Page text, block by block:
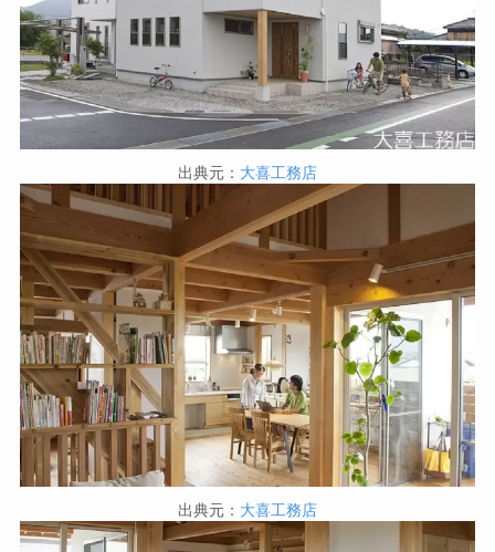
出典元： 大喜工務店
出典元： 大喜工務店